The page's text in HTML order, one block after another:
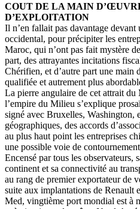
COUT DE LA MAIN
D’EXPLOITATION
Il n’en fallait pas davantage
occidental, pour précipiter les
Maroc, qui n’ont pas fait mystère
part, des attrayantes incitations
Chérifien, et d’autre part une main
qualifiée et autrement plus
La pierre angulaire de cet attrait du
l’empire du Milieu s’explique
signé avec Bruxelles, Washington,
géographiques, des accords
au plus haut point les entreprises
une possible voie de
Encensé par tous les
continent et sa connectivité au
au rang de premier exportateur de
suite aux implantations de Renault
Med, vingtième port mondial est à